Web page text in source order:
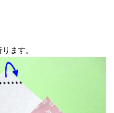
ます。